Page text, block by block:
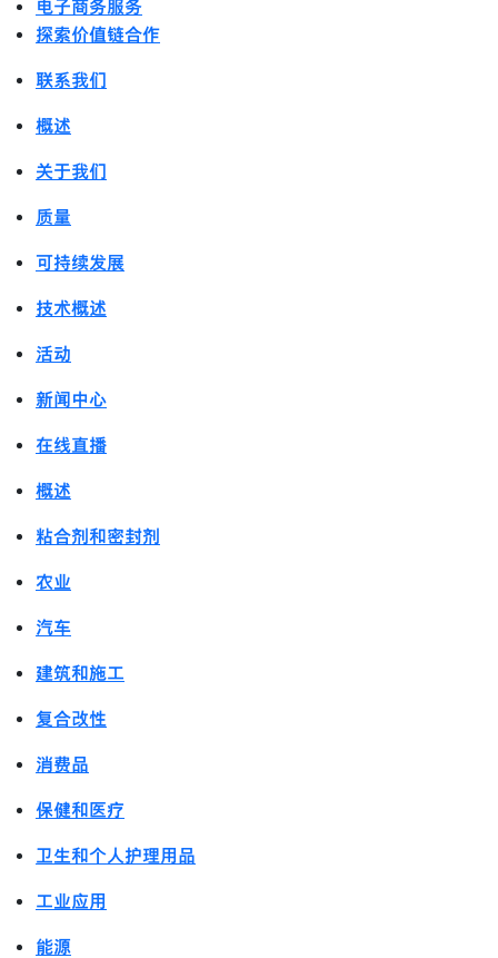
电子商务服务
探索价值链合作
联系我们
概述
关于我们
质量
可持续发展
技术概述
活动
新闻中心
在线直播
概述
粘合剂和密封剂
农业
汽车
建筑和施工
复合改性
消费品
保健和医疗
卫生和个人护理用品
工业应用
能源